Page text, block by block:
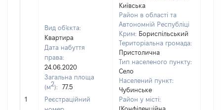
1
Вид об'єкта:
Квартира
Дата набуття
права:
24.06.2020
Загальна площа
(м2):
77.5
Реєстраційний
Київська
Район в області та
Автономній Республіці
Крим: Бориспільський
Територіальна громада:
Пристолична
Тип населеного пункту:
Село
Населений пункт:
Чубинське
Район у місті:
[Конфіденційна